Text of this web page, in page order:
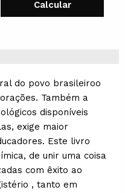
do povo brasileiroo
Também a
disponíveis
exige maior
Este livro
de unir uma coisa
com êxito ao
, tanto em